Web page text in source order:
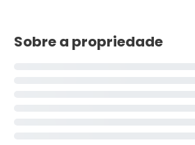
Sobre a propriedade